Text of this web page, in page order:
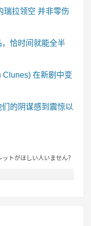
瑞拉领空 并非零伤
恰时间就能全半
Clunes) 在新剧中变
的阴谋感到震惊以
ットがほしい人いません？